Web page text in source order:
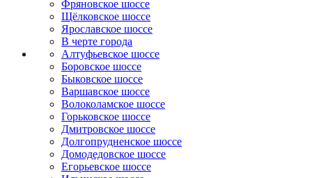
Фряновское шоссе
Щёлковское шоссе
Ярославское шоссе
B черте города
Алтуфьевское шоссе
Боровское шоссе
Быковское шоссе
Варшавское шоссе
Волоколамское шоссе
Горьковское шоссе
Дмитровское шоссе
Долгопрудненское шоссе
Домодедовское шоссе
Егорьевское шоссе